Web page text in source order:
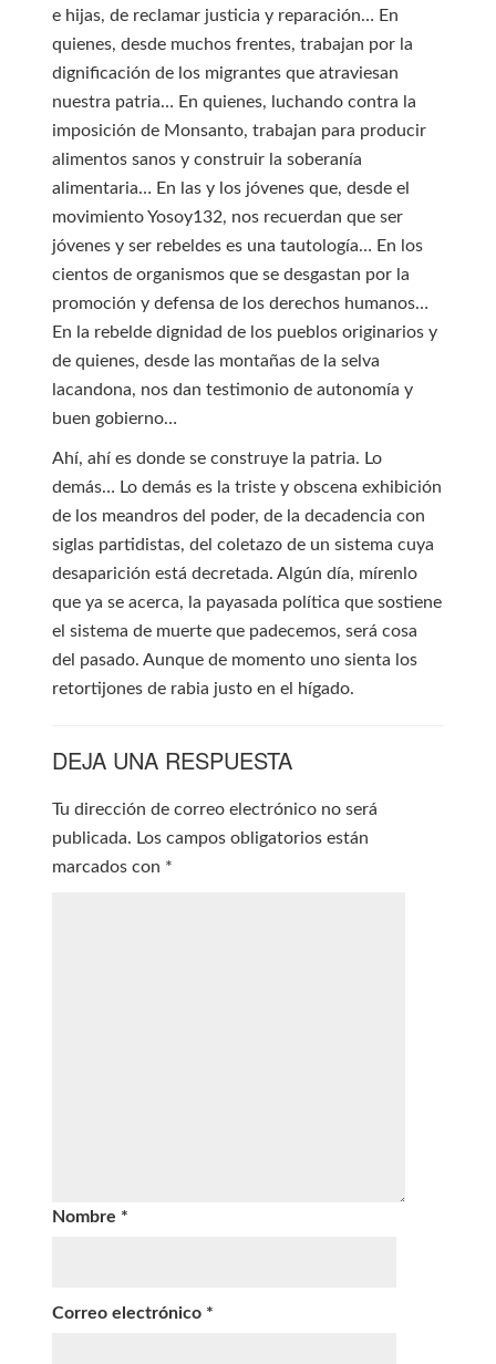
e hijas, de reclamar justicia y reparación… En
quienes, desde muchos frentes, trabajan por la
dignificación de los migrantes que atraviesan
nuestra patria… En quienes, luchando contra la
imposición de Monsanto, trabajan para producir
alimentos sanos y construir la soberanía
alimentaria… En las y los jóvenes que, desde el
movimiento Yosoy132, nos recuerdan que ser
jóvenes y ser rebeldes es una tautología… En los
cientos de organismos que se desgastan por la
promoción y defensa de los derechos humanos…
En la rebelde dignidad de los pueblos originarios y
de quienes, desde las montañas de la selva
lacandona, nos dan testimonio de autonomía y
buen gobierno…
Ahí, ahí es donde se construye la patria. Lo
demás… Lo demás es la triste y obscena exhibición
de los meandros del poder, de la decadencia con
siglas partidistas, del coletazo de un sistema cuya
desaparición está decretada. Algún día, mírenlo
que ya se acerca, la payasada política que sostiene
el sistema de muerte que padecemos, será cosa
del pasado. Aunque de momento uno sienta los
retortijones de rabia justo en el hígado.
DEJA UNA RESPUESTA
Tu dirección de correo electrónico no será
publicada. Los campos obligatorios están
marcados con *
Nombre *
Correo electrónico *